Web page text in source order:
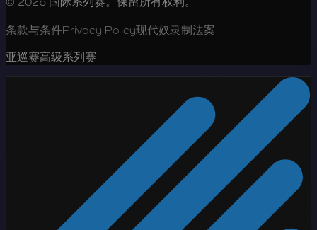
条款与条件Privacy Policy现代奴隶制法案
亚巡赛高级系列赛